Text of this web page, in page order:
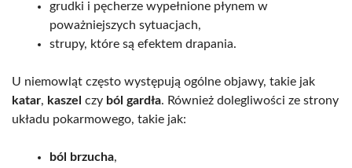
grudki i pęcherze wypełnione płynem w
poważniejszych sytuacjach,
strupy, które są efektem drapania.
U niemowląt często występują ogólne objawy, takie jak
katar, kaszel czy ból gardła. Również dolegliwości ze strony
układu pokarmowego, takie jak:
ból brzucha,